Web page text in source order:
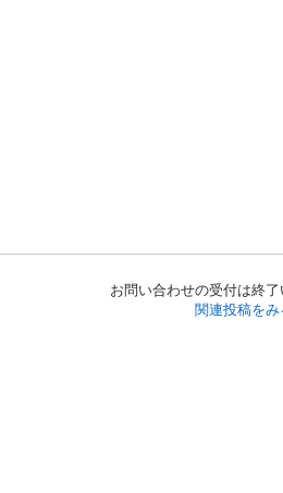
お問い合わせの受付は終了
関連投稿をみ